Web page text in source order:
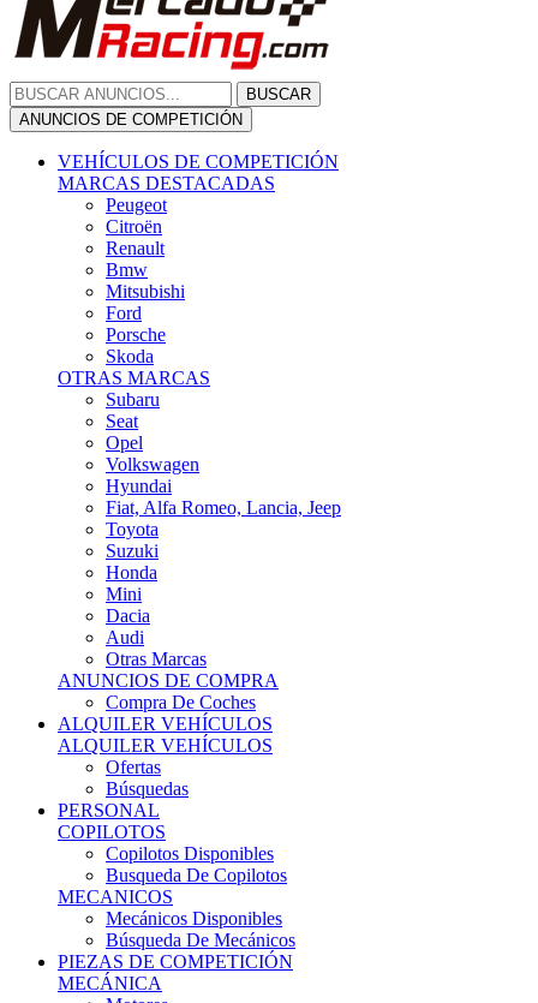
BUSCAR
ANUNCIOS DE COMPETICIÓN
VEHÍCULOS DE COMPETICIÓN
MARCAS DESTACADAS
Peugeot
Citroën
Renault
Bmw
Mitsubishi
Ford
Porsche
Skoda
OTRAS MARCAS
Subaru
Seat
Opel
Volkswagen
Hyundai
Fiat, Alfa Romeo, Lancia, Jeep
Toyota
Suzuki
Honda
Mini
Dacia
Audi
Otras Marcas
ANUNCIOS DE COMPRA
Compra De Coches
ALQUILER VEHÍCULOS
ALQUILER VEHÍCULOS
Ofertas
Búsquedas
PERSONAL
COPILOTOS
Copilotos Disponibles
Busqueda De Copilotos
MECANICOS
Mecánicos Disponibles
Búsqueda De Mecánicos
PIEZAS DE COMPETICIÓN
MECÁNICA
Motores
Refrigeración